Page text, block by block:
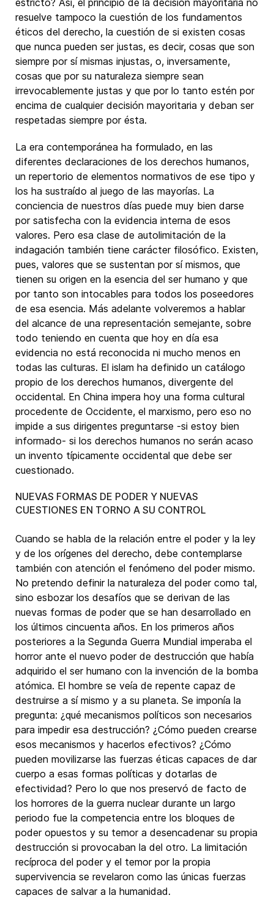
estricto? Así, el principio de la decisión mayoritaria no
resuelve tampoco la cuestión de los fundamentos
éticos del derecho, la cuestión de si existen cosas
que nunca pueden ser justas, es decir, cosas que son
siempre por sí mismas injustas, o, inversamente,
cosas que por su naturaleza siempre sean
irrevocablemente justas y que por lo tanto estén por
encima de cualquier decisión mayoritaria y deban ser
respetadas siempre por ésta.
La era contemporánea ha formulado, en las
diferentes declaraciones de los derechos humanos,
un repertorio de elementos normativos de ese tipo y
los ha sustraído al juego de las mayorías. La
conciencia de nuestros días puede muy bien darse
por satisfecha con la evidencia interna de esos
valores. Pero esa clase de autolimitación de la
indagación también tiene carácter filosófico. Existen,
pues, valores que se sustentan por sí mismos, que
tienen su origen en la esencia del ser humano y que
por tanto son intocables para todos los poseedores
de esa esencia. Más adelante volveremos a hablar
del alcance de una representación semejante, sobre
todo teniendo en cuenta que hoy en día esa
evidencia no está reconocida ni mucho menos en
todas las culturas. El islam ha definido un catálogo
propio de los derechos humanos, divergente del
occidental. En China impera hoy una forma cultural
procedente de Occidente, el marxismo, pero eso no
impide a sus dirigentes preguntarse -si estoy bien
informado- si los derechos humanos no serán acaso
un invento típicamente occidental que debe ser
cuestionado.
NUEVAS FORMAS DE PODER Y NUEVAS
CUESTIONES EN TORNO A SU CONTROL
Cuando se habla de la relación entre el poder y la ley
y de los orígenes del derecho, debe contemplarse
también con atención el fenómeno del poder mismo.
No pretendo definir la naturaleza del poder como tal,
sino esbozar los desafíos que se derivan de las
nuevas formas de poder que se han desarrollado en
los últimos cincuenta años. En los primeros años
posteriores a la Segunda Guerra Mundial imperaba el
horror ante el nuevo poder de destrucción que había
adquirido el ser humano con la invención de la bomba
atómica. El hombre se veía de repente capaz de
destruirse a sí mismo y a su planeta. Se imponía la
pregunta: ¿qué mecanismos políticos son necesarios
para impedir esa destrucción? ¿Cómo pueden crearse
esos mecanismos y hacerlos efectivos? ¿Cómo
pueden movilizarse las fuerzas éticas capaces de dar
cuerpo a esas formas políticas y dotarlas de
efectividad? Pero lo que nos preservó de facto de
los horrores de la guerra nuclear durante un largo
periodo fue la competencia entre los bloques de
poder opuestos y su temor a desencadenar su propia
destrucción si provocaban la del otro. La limitación
recíproca del poder y el temor por la propia
supervivencia se revelaron como las únicas fuerzas
capaces de salvar a la humanidad.